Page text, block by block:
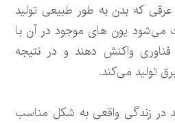
که بدن به طور طبیعی تولید
می‌شود یون های موجود در آن با
واکنش دهند و در نتیجه
تولید می‌کند.
در زندگی واقعی به شکل مناسب